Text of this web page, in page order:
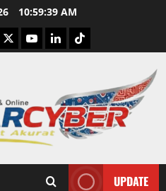
10:59:40 AM
X YoutubelinkedinTiktok
UPDATE